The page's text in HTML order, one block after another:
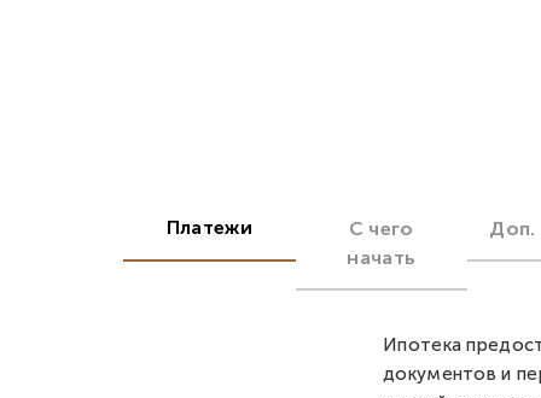
Платежи
С чего
начать
Доп.
Ипотека
документов и